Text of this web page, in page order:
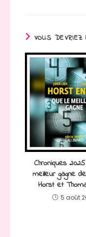
VOUS DEVRIEZ
Chroniques
meilleur gagne
Horst et
5 août